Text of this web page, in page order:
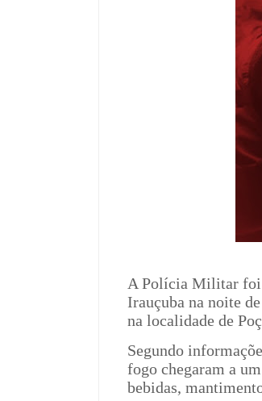
A Polícia Militar foi
Irauçuba na noite
na localidade de
Segundo
fogo chegaram a
bebidas,